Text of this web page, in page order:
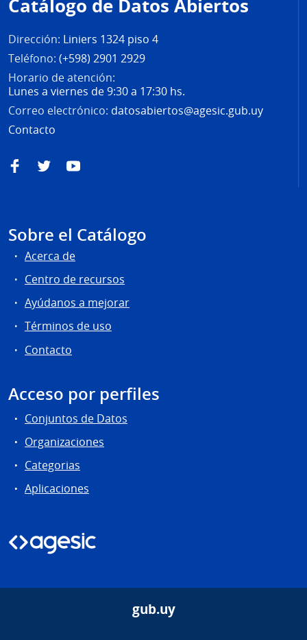
página
Catálogo de Datos Abiertos
Dirección: Liniers 1324 piso 4
Teléfono: (+598) 2901 2929
Horario de atención:
Lunes a viernes de 9:30 a 17:30 hs.
Correo electrónico: datosabiertos@agesic.gub.uy
Contacto
FacebookTwitterYouTube
Sobre el Catálogo
Acerca de
Centro de recursos
Ayúdanos a mejorar
Términos de uso
Contacto
Acceso por perfiles
Conjuntos de Datos
Organizaciones
Categorias
Aplicaciones
gub.uy